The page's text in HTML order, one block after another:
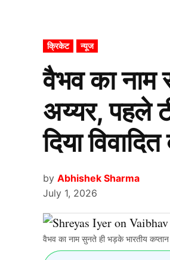
POSTED
IN
क्रिकेट न्यूज
वैभव का नाम
अय्यर, पहले
दिया
by Abhishek Sharma
July 1, 2026
वैभव का नाम सुनते ही भड़के भारतीय